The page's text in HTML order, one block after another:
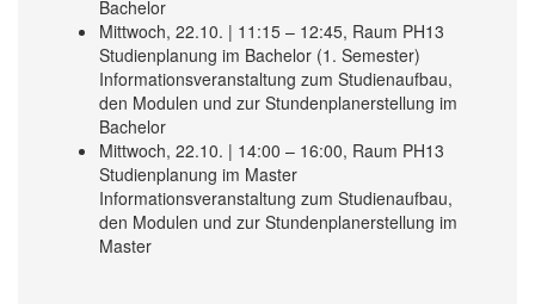
Bachelor
Mittwoch, 22.10. | 11:15 – 12:45, Raum PH13
Studienplanung im Bachelor (1. Semester)
Informationsveranstaltung zum Studienaufbau,
den Modulen und zur Stundenplanerstellung im
Bachelor
Mittwoch, 22.10. | 14:00 – 16:00, Raum PH13
Studienplanung im Master
Informationsveranstaltung zum Studienaufbau,
den Modulen und zur Stundenplanerstellung im
Master